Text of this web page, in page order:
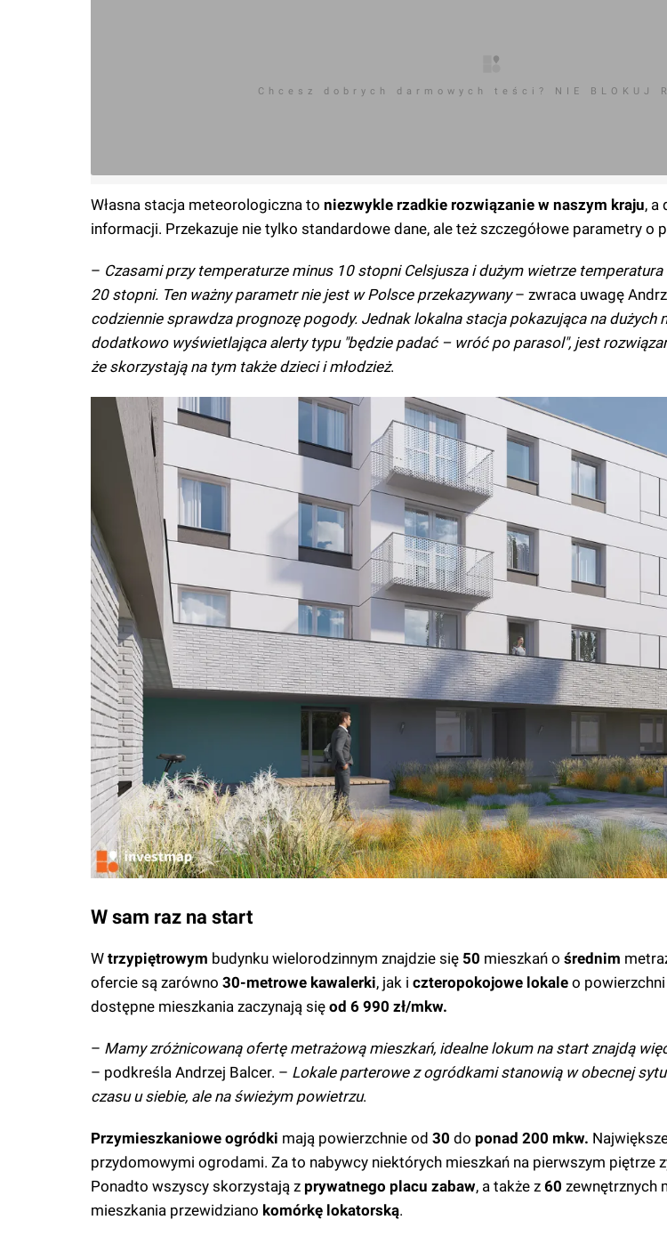
Chcesz dobrych darmowych teści? NIE BLOKUJ
Własna stacja meteorologiczna to niezwykle rzadkie rozwiązanie w naszym kraju, a
informacji. Przekazuje nie tylko standardowe dane, ale też szczegółowe parametry o
– Czasami przy temperaturze minus 10 stopni Celsjusza i dużym wietrze
20 stopni. Ten ważny parametr nie jest w Polsce przekazywany– zwraca uwagę
codziennie sprawdza prognozę pogody. Jednak lokalna stacja pokazująca na dużych
dodatkowo wyświetlająca alerty typu "będzie padać – wróć po parasol", jest
że skorzystają na tym także dzieci i młodzież.
W sam raz na start
W trzypiętrowym budynku wielorodzinnym znajdzie się 50 mieszkań o średnim
ofercie są zarówno 30-metrowe kawalerki, jak i czteropokojowe lokale o powierzchni
dostępne mieszkania zaczynają się od 6 990 zł/mkw.
– Mamy zróżnicowaną ofertę metrażową mieszkań, idealne lokum na start znajdą
– podkreśla Andrzej Balcer. – Lokale parterowe z ogródkami stanowią w obecnej
czasu u siebie, ale na świeżym powietrzu.
Przymieszkaniowe ogródki mają powierzchnie od 30 do ponad 200 mkw.
przydomowymi ogrodami. Za to nabywcy niektórych mieszkań na pierwszym piętrze
Ponadto wszyscy skorzystają z prywatnego placu zabaw, a także z 60 zewnętrznych
mieszkania przewidziano komórkę lokatorską.